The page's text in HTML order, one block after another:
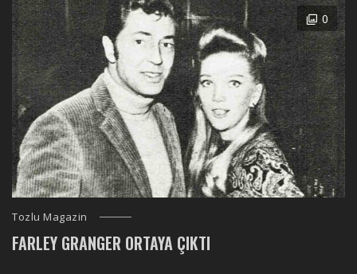
0
Tozlu Magazin
FARLEY GRANGER ORTAYA ÇIKTI